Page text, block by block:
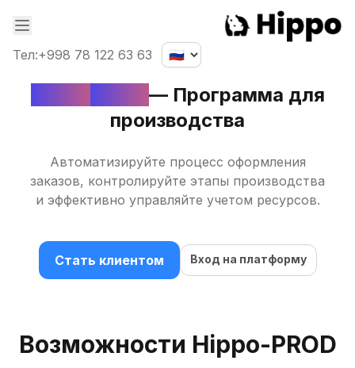
Тел:+998 78 122 63 63
— Программа для
производства
Автоматизируйте процесс оформления
заказов, контролируйте этапы производства
и эффективно управляйте учетом ресурсов.
Стать клиентом Вход на платформу
Возможности Hippo-PROD